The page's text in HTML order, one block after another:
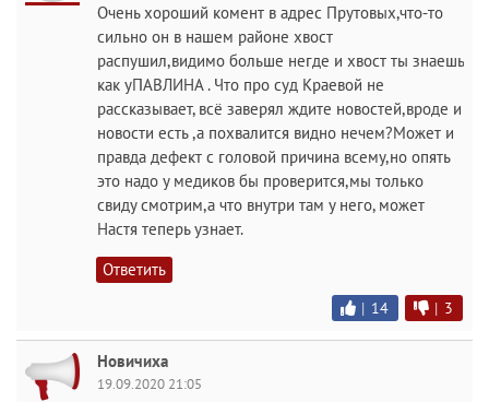
Очень хороший комент в адрес Прутовых,что-то
сильно он в нашем районе хвост
распушил,видимо больше негде и хвост ты знаешь
как уПАВЛИНА . Что про суд Краевой не
рассказывает, всё заверял ждите новостей,вроде и
новости есть ,а похвалится видно нечем?Может и
правда дефект с головой причина всему,но опять
это надо у медиков бы проверится,мы только
свиду смотрим,а что внутри там у него, может
Настя теперь узнает.
Ответить
| 14 | 3
Новичиха
19.09.2020 21:05